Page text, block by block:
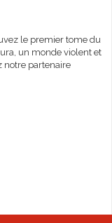
le premier tome du
un monde violent et
notre partenaire